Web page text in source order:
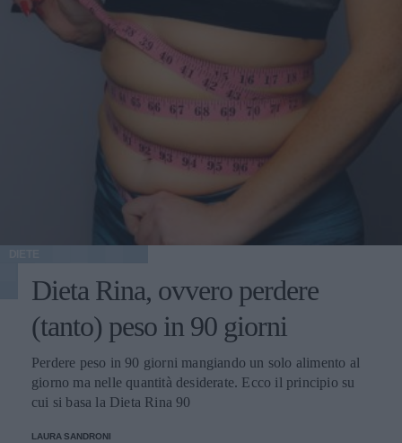
Dieta Rina, ovvero perdere
(tanto) peso in 90 giorni
Perdere peso in 90 giorni mangiando un solo alimento al
giorno ma nelle quantità desiderate. Ecco il principio su
cui si basa la Dieta Rina 90
LAURA SANDRONI